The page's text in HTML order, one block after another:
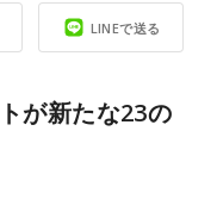
LINEで送る
が新たな23の